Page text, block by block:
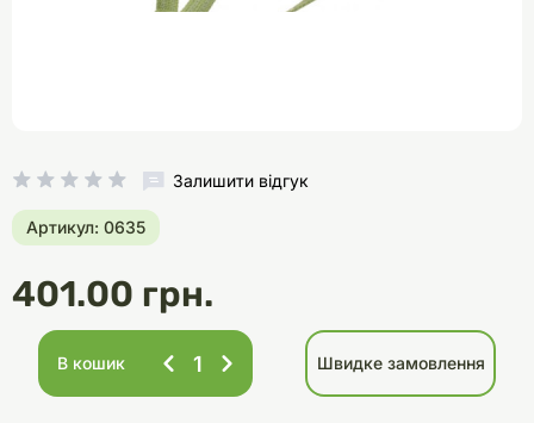
Залишити відгук
Артикул: 0635
401.00 грн.
В кошик Швидке замовлення